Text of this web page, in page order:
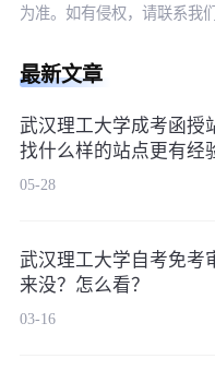
为准。如有侵权，请联系我们
最新文章
武汉理工大学成考函授
找什么样的站点更有经
05-28
武汉理工大学自考免考
来没？怎么看？
03-16